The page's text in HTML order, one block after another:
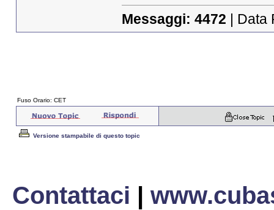
Messaggi: 4472 | Data
Fuso Orario: CET
Versione stampabile di questo topic
Contattaci |